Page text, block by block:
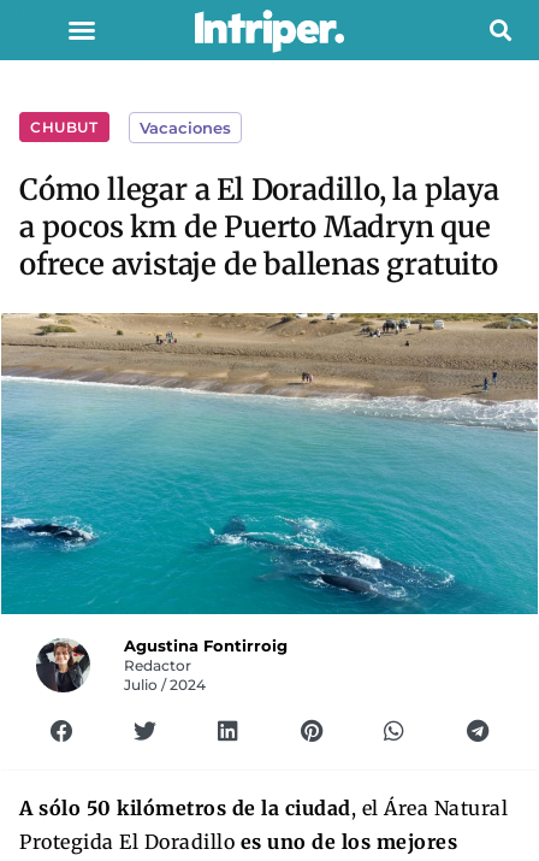
CHUBUT Vacaciones
Cómo llegar a El Doradillo, la playa
a pocos km de Puerto Madryn que
ofrece avistaje de ballenas gratuito
Agustina Fontirroig
Redactor
Julio / 2024
A sólo 50 kilómetros de la ciudad, el Área Natural
Protegida El Doradillo es uno de los mejores